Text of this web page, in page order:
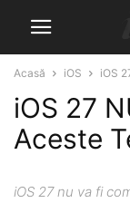
Acasă iOS iOS
iOS 27
Aceste
iOS 27 nu va fi